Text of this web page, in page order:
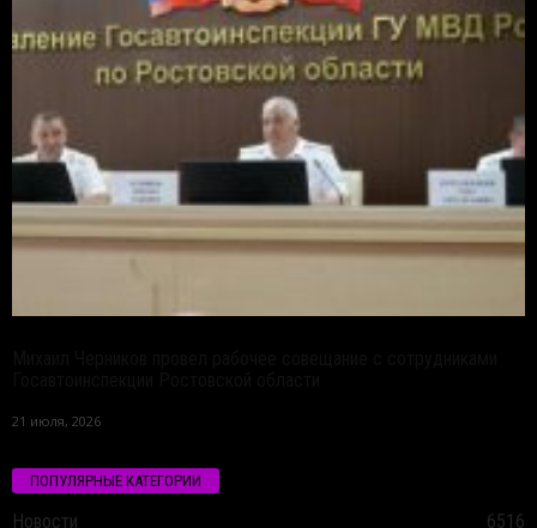
21 июля, 2026
ПОПУЛЯРНЫЕ КАТЕГОРИИ
Новости 6516